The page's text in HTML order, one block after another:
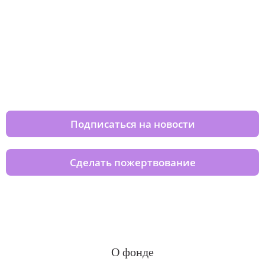
Подписаться на новости
Сделать пожертвование
О фонде